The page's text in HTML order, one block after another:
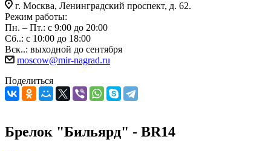
г. Москва, Ленинградский проспект, д. 62.
Режим работы:
Пн. – Пт.: с 9:00 до 20:00
Сб..: с 10:00 до 18:00
Вск..: выходной до сентября
moscow@mir-nagrad.ru
Поделиться
Брелок "Бильярд" - BR14